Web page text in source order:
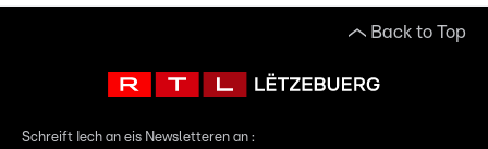
Back to Top
Schreift Iech an eis Newsletteren an :